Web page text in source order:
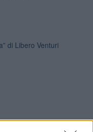
di Libero Venturi